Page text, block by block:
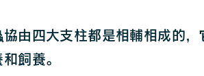
由四大支柱都是相輔相成的，
飼養。